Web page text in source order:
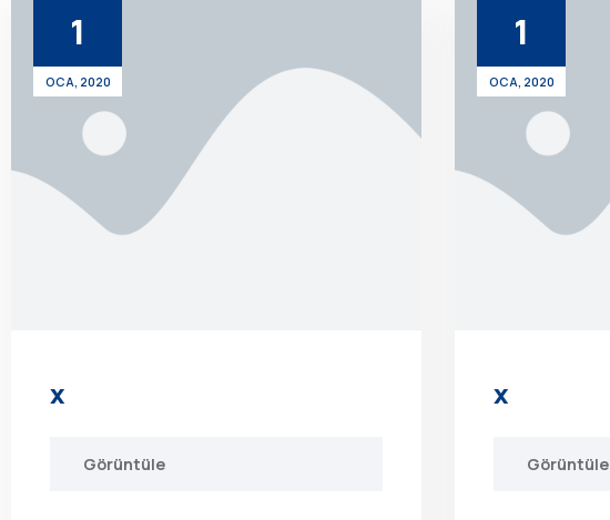
1
OCA, 2020
x
Görüntüle
1
OCA, 2020
x
Görüntüle